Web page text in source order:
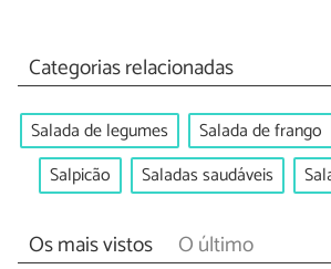
Categorias relacionadas
Salada de legumes Salada de frango
Salpicão
Saladas saudáveis
Os mais vistos O último